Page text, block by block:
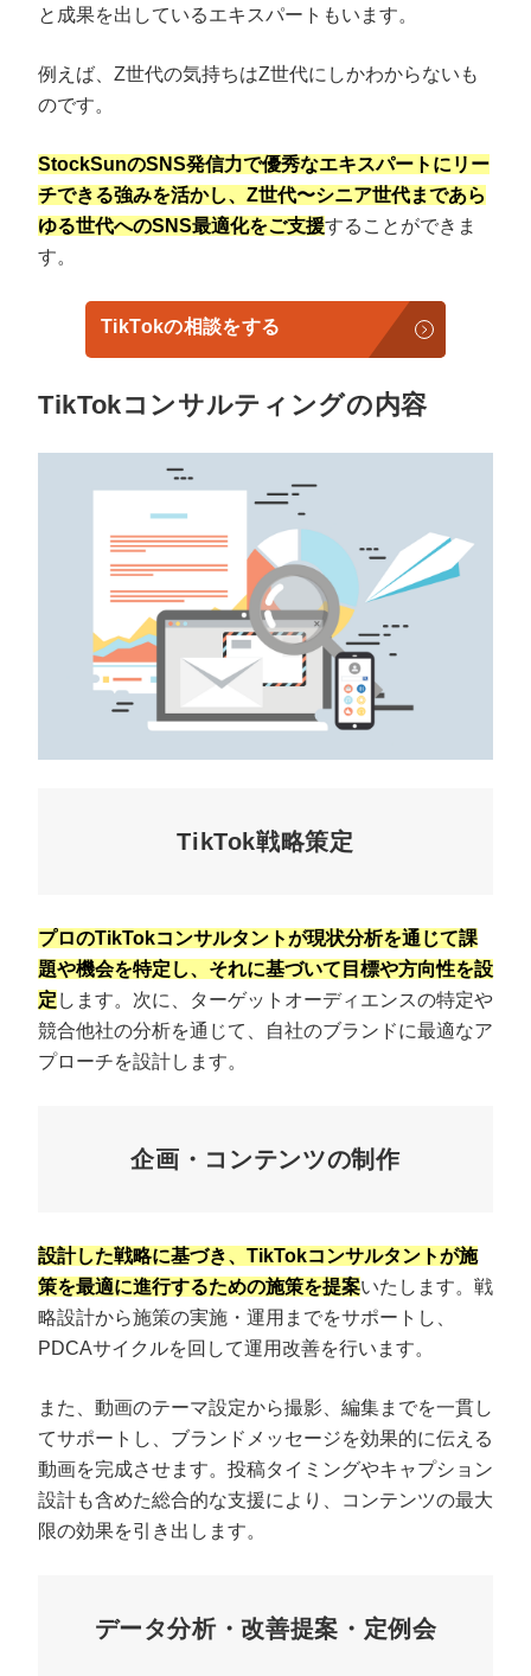
と成果を出しているエキスパートもいます。
例えば、Z世代の気持ちはZ世代にしかわからないも
のです。
StockSunのSNS発信力で優秀なエキスパートにリー
チできる強みを活かし、Z世代〜シニア世代まであら
ゆる世代へのSNS最適化をご支援することができま
す。
TikTokの相談をする
TikTokコンサルティングの内容
TikTok戦略策定
プロのTikTokコンサルタントが現状分析を通じて課
題や機会を特定し、それに基づいて目標や方向性を設
定 します。次に、ターゲットオーディエンスの特定や
競合他社の分析を通じて、自社のブランドに最適なア
プローチを設計します。
企画・コンテンツの制作
設計した戦略に基づき、TikTokコンサルタントが施
策を最適に進行するための施策を提案いたします。戦
略設計から施策の実施・運用までをサポートし、
PDCAサイクルを回して運用改善を行います。
また、動画のテーマ設定から撮影、編集までを一貫し
てサポートし、ブランドメッセージを効果的に伝える
動画を完成させます。投稿タイミングやキャプション
設計も含めた総合的な支援により、コンテンツの最大
限の効果を引き出します。
データ分析・改善提案・定例会